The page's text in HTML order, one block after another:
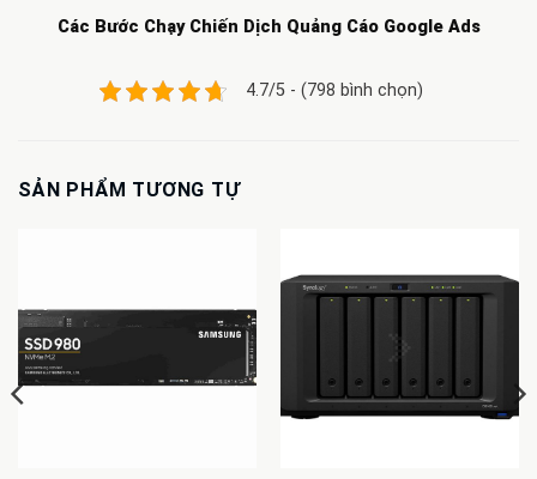
Các Bước Chạy Chiến Dịch Quảng Cáo Google Ads
4.7/5 - (798 bình chọn)
SẢN PHẨM TƯƠNG TỰ